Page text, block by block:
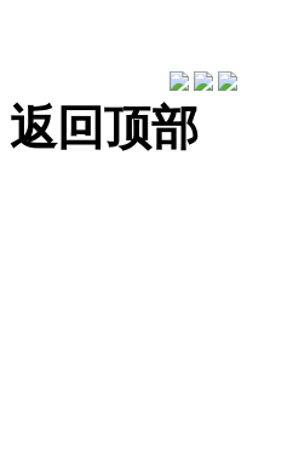
返回顶部